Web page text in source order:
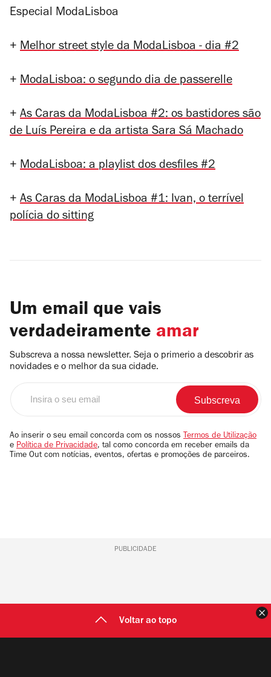
Especial ModaLisboa
+ Melhor street style da ModaLisboa - dia #2
+ ModaLisboa: o segundo dia de passerelle
+ As Caras da ModaLisboa #2: os bastidores são
de Luís Pereira e da artista Sara Sá Machado
+ ModaLisboa: a playlist dos desfiles #2
+ As Caras da ModaLisboa #1: Ivan, o terrível
polícia do sitting
Um email que vais
verdadeiramente amar
Subscreva a nossa newsletter. Seja o primerio a descobrir as
novidades e o melhor da sua cidade.
email
Ao inserir o seu email concorda com os nossos Termos de Utilização
e Política de Privacidade, tal como concorda em receber emails da
Time Out com notícias, eventos, ofertas e promoções de parceiros.
PUBLICIDADE
Voltar ao topo